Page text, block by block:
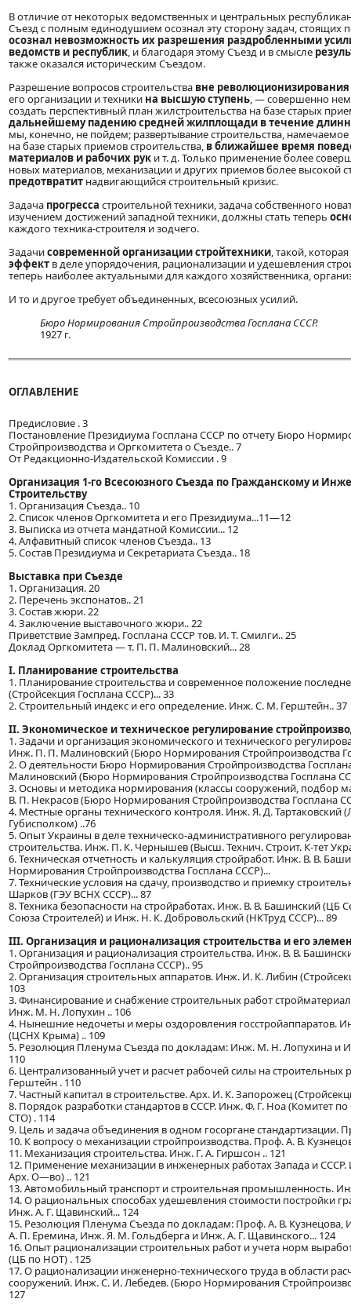
В отличие от некоторых ведомственных и центральных
Съезд с полным единодушием осознал эту сторону задач, стоящих
осознал невозможность их разрешения раздробленными
ведомств и республик, и благодаря этому Съезд и в смысле
также оказался историческим Съездом.
Разрешение вопросов строительства вне революционизирования
его организации и техники на высшую ступень, — совершенно
создать перспективный план жилстроительства на базе старых
дальнейшему падению средней жилплощади в течение
мы, конечно, не пойдем; развертывание строительства, намечаемое
на базе старых приемов строительства, в ближайшее время
материалов и рабочих рук и т. д. Только применение более
новых материалов, механизации и других приемов более высокой
предотвратит надвигающийся строительный кризис.
Задача прогресса строительной техники, задача собственного
изучением достижений западной техники, должны стать теперь
каждого техника-строителя и зодчего.
Задачисовременной организации стройтехники, такой,
эффект в деле упорядочения, рационализации и удешевления
теперь наиболее актуальными для каждого хозяйственника,
И то и другое требует объединенных, всесоюзных усилий.
Бюро Нормирования Стройпроизводства Госплана СССР.
1927 г.
ОГЛАВЛЕНИЕ
Предисловие . 3
Постановление Президиума Госплана СССР по отчету Бюро
Стройпроизводства и Оргкомитета о Съезде.. 7
От Редакционно-Издательской Комиссии . 9
Организация 1-го Всесоюзного Съезда по Гражданскому и
Строительству
1. Организация Съезда.. 10
2. Список членов Оргкомитета и его Президиума...11—12
3. Выписка из отчета мандатной Комиссии... 12
4. Алфавитный список членов Съезда.. 13
5. Состав Президиума и Секретариата Съезда.. 18
Выставка при Съезде
1. Организация. 20
2. Перечень экспонатов.. 21
3. Состав жюри. 22
4. Заключение выставочного жюри.. 22
Приветствие Зампред. Госплана СССР тов. И. Т. Смилги.. 25
Доклад Оргкомитета — т. П. П. Малиновский... 28
I. Планирование строительства
1. Планирование строительства и современное положение
(Стройсекция Госплана СССР)... 33
2. Строительный индекс и его определение. Инж. С. М. Герштейн.. 37
II. Экономическое и техническое регулирование
1. Задачи и организация экономического и технического
Инж. П. П. Малиновский (Бюро Нормирования Стройпроизводства
2. О деятельности Бюро Нормирования Стройпроизводства
Малиновский (Бюро Нормирования Стройпроизводства Госплана
3. Основы и методика нормирования (классы сооружений, подбор
В. П. Некрасов (Бюро Нормирования Стройпроизводства Госплана
4. Местные органы технического контроля. Инж. Я. Д. Тартаковский
Губисполком) ..76
5. Опыт Украины в деле техническо-административного
строительства. Инж. П. К. Чернышев (Высш. Технич. Строит. К-тет
6. Техническая отчетность и калькуляция стройработ. Инж. В. В.
Нормирования Стройпроизводства Госплана СССР)...
7. Технические условия на сдачу, производство и приемку
Шарков (ГЭУ ВСНХ СССР)... 87
8. Техника безопасности на стройработах. Инж. В. В. Башинский (ЦБ
Союза Строителей) и Инж. Н. К. Добровольский (НКТруд СССР)... 89
III. Организация и рационализация строительства и его
1. Организация и рационализация строительства. Инж. В. В.
Стройпроизводства Госплана СССР).. 95
2. Организация строительных аппаратов. Инж. И. К. Либин
103
3. Финансирование и снабжение строительных работ
Инж. М. Н. Лопухин .. 106
4. Нынешние недочеты и меры оздоровления госстройаппаратов.
(ЦСНХ Крыма) .. 109
5. Резолюция Пленума Съезда по докладам: Инж. М. Н. Лопухина и
110
6. Централизованный учет и расчет рабочей силы на строительных
Герштейн . 110
7. Частный капитал в строительстве. Арх. И. К. Запорожец
8. Порядок разработки стандартов в СССР. Инж. Ф. Г. Ноа (Комитет
СТО) . 114
9. Цель и задача объединения в одном госоргане стандартизации.
10. К вопросу о механизации стройпроизводства. Проф. А. В.
11. Механизация строительства. Инж. Г. А. Гиршсон .. 121
12. Применение механизации в инженерных работах Запада и
Арх. О—во) .. 121
13. Автомобильный транспорт и строительная промышленность.
14. О рациональных способах удешевления стоимости постройки
Инж. А. Г. Щавинский... 124
15. Резолюция Пленума Съезда по докладам: Проф. А. В. Кузнецова,
А. П. Еремина, Инж. Я. М. Гольдберга и Инж. А. Г. Щавинского... 124
16. Опыт рационализации строительных работ и учета норм
(ЦБ по НОТ) . 125
17. О рационализации инженерно-технического труда в области
сооружений. Инж. С. И. Лебедев. (Бюро Нормирования
127